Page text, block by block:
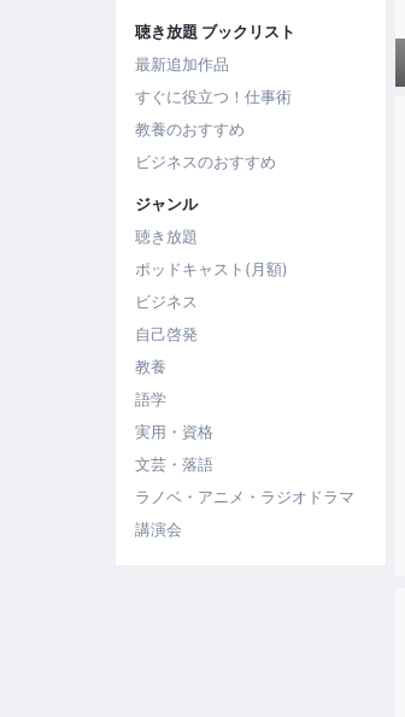
聴き放題 ブックリスト
最新追加作品
すぐに役立つ！仕事術
教養のおすすめ
ビジネスのおすすめ
ジャンル
聴き放題
ポッドキャスト(月額)
ビジネス
自己啓発
教養
語学
実用・資格
文芸・落語
ラノベ・アニメ・ラジオドラマ
講演会